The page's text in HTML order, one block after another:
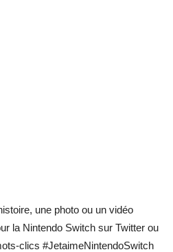
une photo ou un vidéo
la Nintendo Switch sur Twitter ou
clics #JetaimeNintendoSwitch